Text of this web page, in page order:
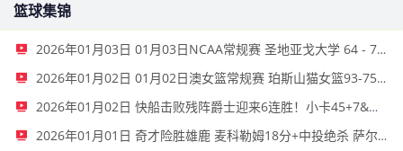
篮球集锦
2026年01月03日 01月03日NCAA常规赛 圣地亚戈大学 64 - 74 旧金山大学 集锦
2026年01月02日 01月02日澳女篮常规赛 珀斯山猫女篮93-75阿德莱德闪电女篮 全场集锦
2026年01月02日 快船击败残阵爵士迎来6连胜！小卡45+7&末节20分 哈登20+7
2026年01月01日 奇才险胜雄鹿 麦科勒姆18分+中投绝杀 萨尔20+11 字母哥33+15